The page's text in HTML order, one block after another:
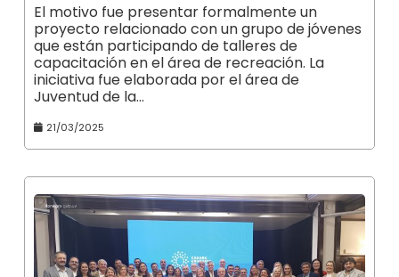
El motivo fue presentar formalmente un
proyecto relacionado con un grupo de jóvenes
que están participando de talleres de
capacitación en el área de recreación. La
iniciativa fue elaborada por el área de
Juventud de la…
21/03/2025